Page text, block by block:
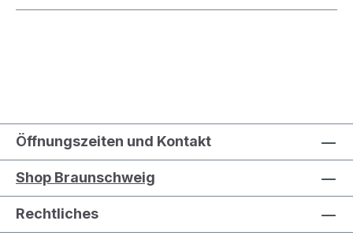
Öffnungszeiten und Kontakt
Shop Braunschweig
Rechtliches